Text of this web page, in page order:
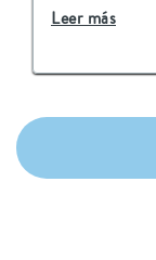
Leer más